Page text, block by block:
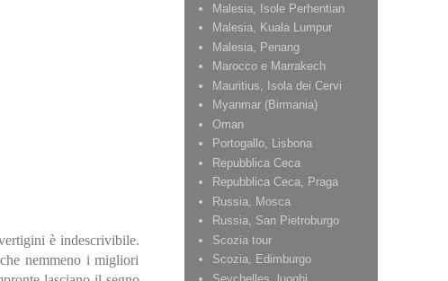
è indescrivibile.
nemmeno i migliori
Malesia, Isole Perhentian
Malesia, Kuala Lumpur
Malesia, Penang
Marocco e Marrakech
Mauritius, Isola dei Cervi
Myanmar (Birmania)
Oman
Portogallo, Lisbona
Repubblica Ceca
Repubblica Ceca, Praga
Russia, Mosca
Russia, San Pietroburgo
Scozia tour
Scozia, Edimburgo